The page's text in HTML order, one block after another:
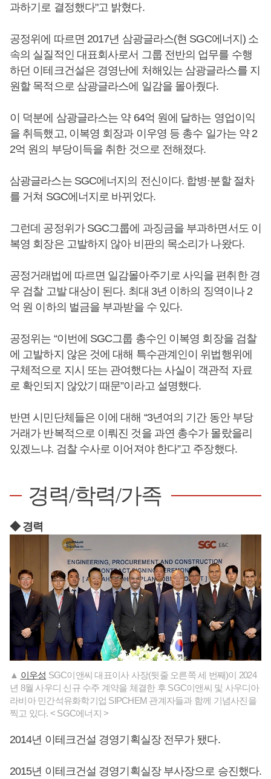
과하기로 결정했다"고 밝혔다.
공정위에 따르면 2017년 삼광글라스(현 SGC에너지) 소
속의 실질적인 대표회사로서 그룹 전반의 업무를 수행
하던 이테크건설은 경영난에 처해있는 삼광글라스를 지
원할 목적으로 삼광글라스에 일감을 몰아줬다.
이 덕분에 삼광글라스는 약 64억 원에 달하는 영업이익
을 취득했고, 이복영 회장과 이우영 등 총수 일가는 약 2
2억 원의 부당이득을 취한 것으로 전해졌다.
삼광글라스는 SGC에너지의 전신이다. 합병·분할 절차
를 거쳐 SGC에너지로 바뀌었다.
그런데 공정위가 SGC그룹에 과징금을 부과하면서도 이
복영 회장은 고발하지 않아 비판의 목소리가 나왔다.
공정거래법에 따르면 일감몰아주기로 사익을 편취한 경
우 검찰 고발 대상이 된다. 최대 3년 이하의 징역이나 2
억 원 이하의 벌금을 부과받을 수 있다.
공정위는 “이번에 SGC그룹 총수인 이복영 회장을 검찰
에 고발하지 않은 것에 대해 특수관계인이 위법행위에
구체적으로 지시 또는 관여했다는 사실이 객관적 자료
로 확인되지 않았기 때문”이라고 설명했다.
반면 시민단체들은 이에 대해 “3년여의 기간 동안 부당
거래가 반복적으로 이뤄진 것을 과연 총수가 몰랐을리
있겠느냐. 검찰 수사로 이어져야 한다”고 주장했다.
경력/학력/가족
◆ 경력
▲ 이우성 SGC이앤씨 대표이사 사장(뒷줄 오른쪽 세 번째)이 2024
년 8월 사우디 신규 수주 계약을 체결한 후 SGC이앤씨 및 사우디아
라비아 민간석유화학기업 SIPCHEM 관계자들과 함께 기념사진을
찍고 있다. < SGC에너지 >
2014년 이테크건설 경영기획실장 전무가 됐다.
2015년 이테크건설 경영기획실장 부사장으로 승진했다.